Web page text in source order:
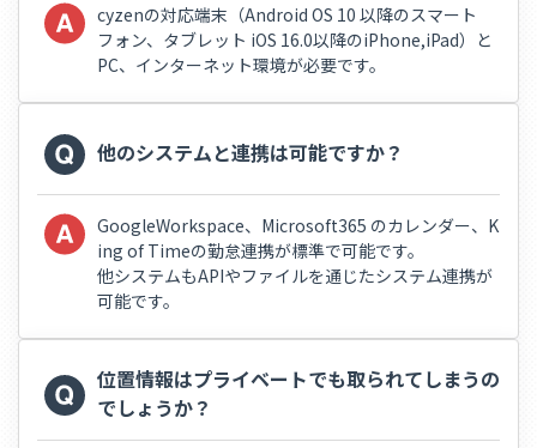
cyzenの対応端末（Android OS 10 以降のスマート
フォン、タブレット iOS 16.0以降のiPhone,iPad）と
PC、インターネット環境が必要です。
他のシステムと連携は可能ですか？
GoogleWorkspace、Microsoft365 のカレンダー、K
ing of Timeの勤怠連携が標準で可能です。
他システムもAPIやファイルを通じたシステム連携が
可能です。
位置情報はプライベートでも取られてしまうの
でしょうか？